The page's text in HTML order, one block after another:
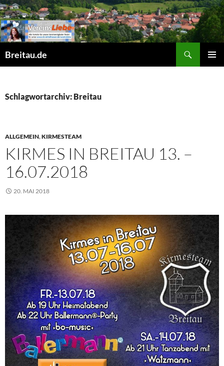
Zum
Inhalt
springen
Breitau.de
Schlagwortarchiv: Breitau
ALLGEMEIN,KIRMESTEAM
KIRMES IN BREITAU 13. –
16.07.2018
20. MAI 2018